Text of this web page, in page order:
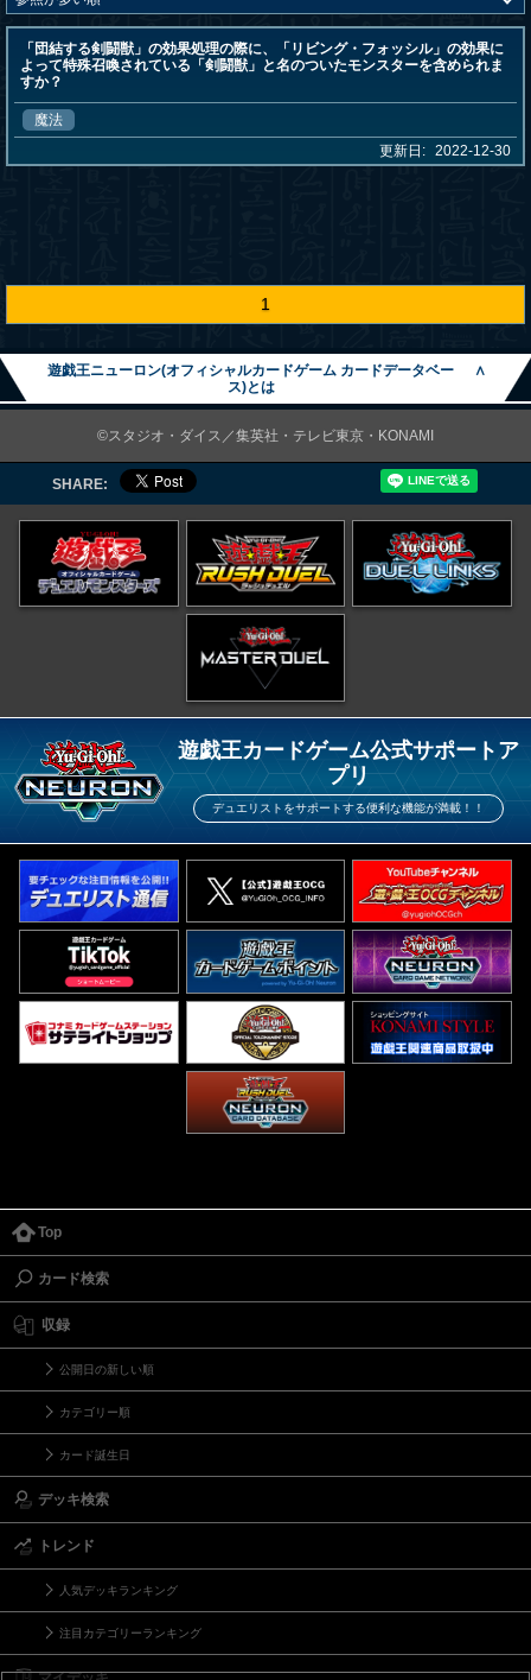
「団結する剣闘獣」の効果処理の際に、「リビング・フォッシル」の効果に
よって特殊召喚されている「剣闘獣」と名のついたモンスターを含められま
すか？
魔法
更新日: 2022-12-30
1
遊戯王ニューロン(オフィシャルカードゲーム カードデータベー
ス)とは
∧
©スタジオ・ダイス／集英社・テレビ東京・KONAMI
SHARE:
遊戯王カードゲーム公式サポートア
プリ
デュエリストをサポートする便利な機能が満載！！
Top
カード検索
収録
公開日の新しい順
カテゴリー順
カード誕生日
デッキ検索
トレンド
人気デッキランキング
注目カテゴリーランキング